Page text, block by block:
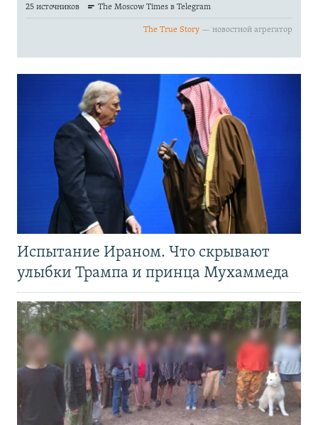
Испытание Ираном. Что скрывают
улыбки Трампа и принца Мухаммеда